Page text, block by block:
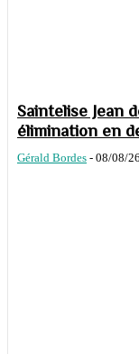
Saintelise Jean
élimination en
Gérald Bordes - 08/08/26